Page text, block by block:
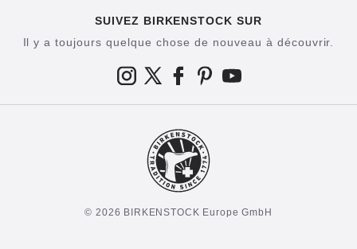
SUIVEZ BIRKENSTOCK SUR
Il y a toujours quelque chose de nouveau à découvrir.
© 2026 BIRKENSTOCK Europe GmbH